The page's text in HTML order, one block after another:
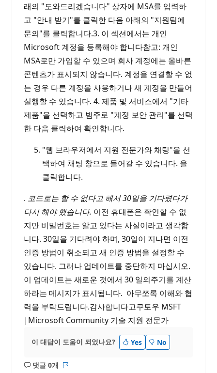
래의 "도와드리겠습니다" 상자에 MSA를 입력하
고 "안내 받기"를 클릭한 다음 아래의 "지원팀에
문의"를 클릭합니다.3. 이 섹션에서는 개인
Microsoft 계정을 등록해야 합니다참고: 개인
MSA로만 가입할 수 있으며 회사 계정에는 올바른
콘텐츠가 표시되지 않습니다. 계정을 연결할 수 없
는 경우 다른 계정을 사용하거나 새 계정을 만들어
실행할 수 있습니다. 4. 제품 및 서비스에서 "기타
제품"을 선택하고 범주로 "계정 보안 관리"를 선택
한 다음 클릭하여 확인합니다.
"웹 브라우저에서 지원 전문가와 채팅"을 선
택하여 채팅 창으로 들어갈 수 있습니다. 을
클릭합니다.
. 코드로는 할 수 없다고 해서 30일을 기다렸다가
다시 해야 했습니다. 이전 휴대폰은 확인할 수 없
지만 비밀번호는 알고 있다는 사실이라고 생각합
니다. 30일을 기다려야 하며, 30일이 지나면 이전
인증 방법이 취소되고 새 인증 방법을 설정할 수
있습니다. 그러나 업데이트를 중단하지 마십시오.
이 업데이트는 새로운 것에서 30 일의주기를 계산
하라는 메시지가 표시됩니다. 아무쪼록 이해와 협
력을 부탁드립니다.감사합니다고쿠토우 MSFT
|Microsoft Community 기술 지원 전문가
이 대답이 도움이 되었나요? Yes No
댓글 0개
설